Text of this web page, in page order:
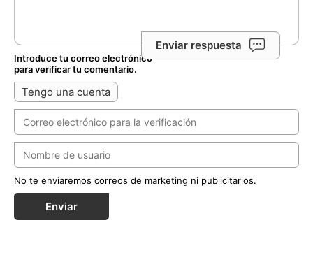
Enviar respuesta
Introduce tu correo electrónico
para verificar tu comentario.
Tengo una cuenta
No te enviaremos correos de marketing ni publicitarios.
Enviar